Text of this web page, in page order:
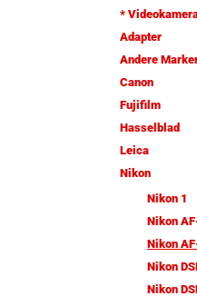
*
Adapter
Andere
Canon
Fujifilm
Hasselblad
Leica
Nikon
Nikon 1
Nikon
Nikon
Nikon
Nikon